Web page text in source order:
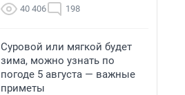
40 406 198
Суровой или мягкой будет
зима, можно узнать по
погоде 5 августа — важные
приметы